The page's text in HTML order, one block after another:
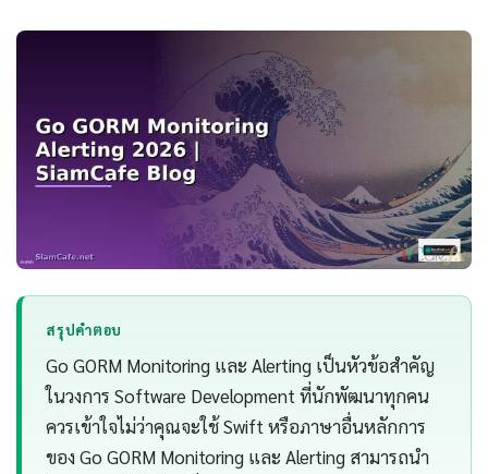
สรุปคำตอบ
Go GORM Monitoring และ Alerting เป็นหัวข้อสำคัญ
ในวงการ Software Development ที่นักพัฒนาทุกคน
ควรเข้าใจไม่ว่าคุณจะใช้ Swift หรือภาษาอื่นหลักการ
ของ Go GORM Monitoring และ Alerting สามารถนำ